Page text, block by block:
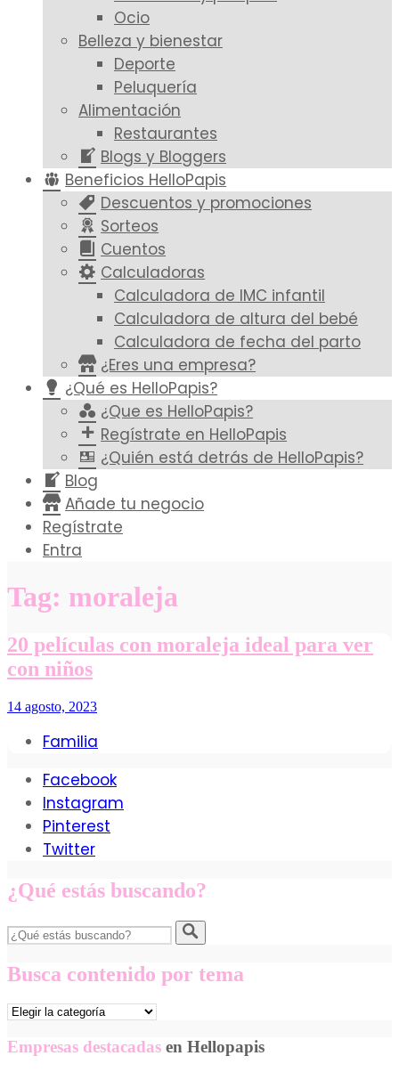
Ocio
Belleza y bienestar
Deporte
Peluquería
Alimentación
Restaurantes
Blogs y Bloggers
Beneficios HelloPapis
Descuentos y promociones
Sorteos
Cuentos
Calculadoras
Calculadora de IMC infantil
Calculadora de altura del bebé
Calculadora de fecha del parto
¿Eres una empresa?
¿Qué es HelloPapis?
¿Que es HelloPapis?
Regístrate en HelloPapis
¿Quién está detrás de HelloPapis?
Blog
Añade tu negocio
Regístrate
Entra
Tag: moraleja
20 películas con moraleja ideal para ver
con niños
14 agosto, 2023
Familia
Facebook
Instagram
Pinterest
Twitter
¿Qué estás buscando?
Busca contenido por tema
Busca
por
Empresas destacadas en Hellopapis